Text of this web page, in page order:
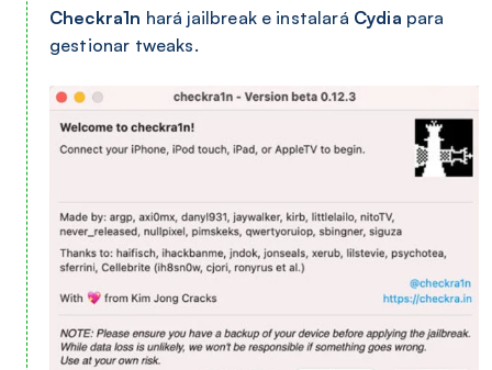
Checkra1n hará jailbreak e instalará Cydia para
gestionar tweaks.